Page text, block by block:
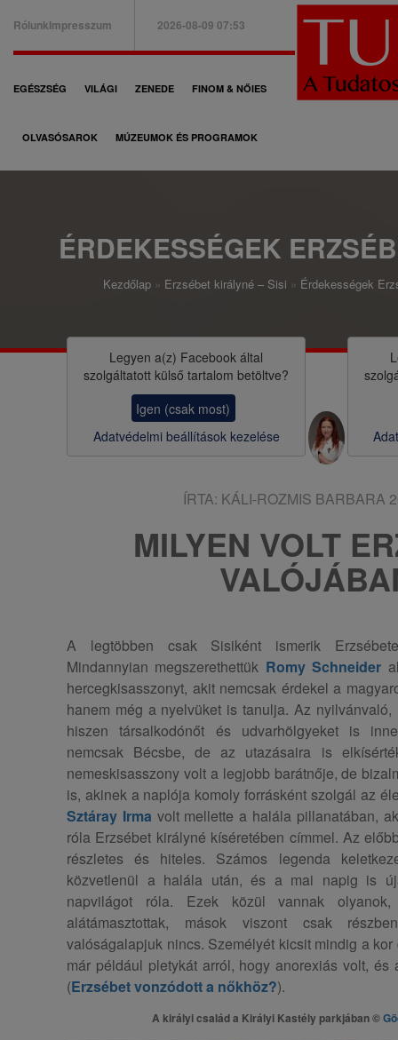
B
a
e
n
RólunkImpresszum 2026-08-09 07:53
F
ő
i
EGÉSZSÉG VILÁGI ZENEDE FINOM & NŐIES
OLVASÓSAROK MÚZEUMOK ÉS PROGRAMOK
ÉRDEKESSÉGEK
o
Kezdőlap Erzsébet királyné – Sisi Érdekességek
Legyen a(z) Facebook által
szolgáltatott külső tartalom betöltve?
Igen (csak most)
Adatvédelmi beállítások kezelése
ÍRTA: KÁLI-ROZMIS BARBARA
MILYEN VOLT
A legtöbben csak Sisiként ismerik
Mindannyian megszerethettük Romy Schneider
hercegkisasszonyt, akit nemcsak érdekel a
hanem még a nyelvüket is tanulja. Az
hiszen társalkodónőt és udvarhölgyeket is
nemcsak Bécsbe, de az utazásaira is
nemeskisasszony volt a legjobb barátnője, de
is, akinek a naplója komoly forrásként szolgál az
Sztáray Irma volt mellette a halála pillanatában,
róla Erzsébet királyné kíséretében címmel. Az
részletes és hiteles. Számos legenda
közvetlenül a halála után, és a mai napig is
napvilágot róla. Ezek közül vannak olyanok,
alátámasztottak, mások viszont csak
valóságalapjuk nincs. Személyét kicsit mindig a
már például pletykát arról, hogy anorexiás volt,
(Erzsébet vonzódott a nőkhöz?).
A királyi család a Királyi Kastély parkjában ©